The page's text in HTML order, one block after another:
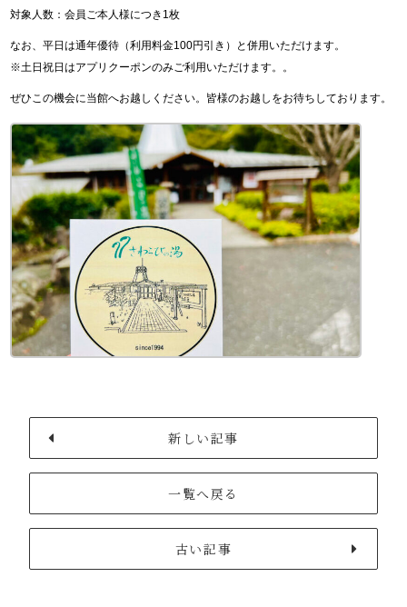
対象人数：会員ご本人様につき1枚
なお、平日は通年優待（利用料金100円引き）と併用いただけます。
※土日祝日はアプリクーポンのみご利用いただけます。。
ぜひこの機会に当館へお越しください。皆様のお越しをお待ちしております。
新しい記事
一覧へ戻る
古い記事